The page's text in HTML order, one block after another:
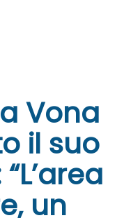
Vona
il suo
un